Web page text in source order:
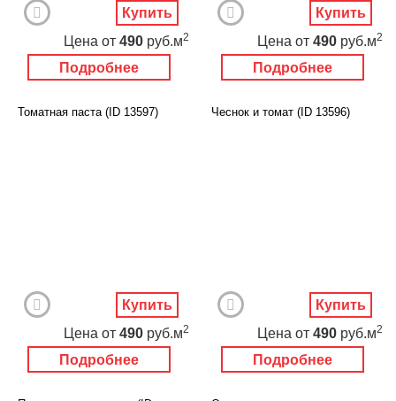
Подробнее
Цена от 490 руб.м2
Купить
Подробнее
Цена от 490 руб.м2
Купить
Томатная паста (ID 13597)
Подробнее
Цена от 490 руб.м2
Купить
Чеснок и томат (ID 13596)
Подробнее
Цена от 490 руб.м2
Купить